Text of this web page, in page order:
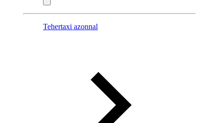
Tehertaxi azonnal